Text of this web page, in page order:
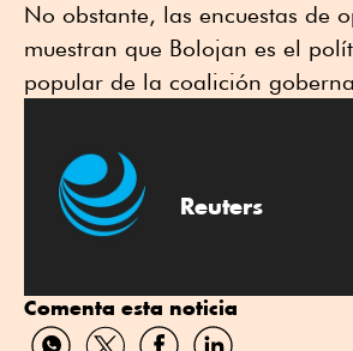
No obstante, las encuestas de
⁠muestran que Bolojan es el
popular de la coalición
Reuters
Comenta esta noticia